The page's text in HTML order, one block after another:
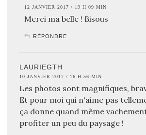
12 JANVIER 2017 / 19 H 09 MIN
Merci ma belle ! Bisous
RÉPONDRE
LAURIEGTH
10 JANVIER 2017 / 16 H 56 MIN
Les photos sont magnifiques,
Et pour moi qui n'aime pas
ça donne quand même
profiter un peu du paysage !